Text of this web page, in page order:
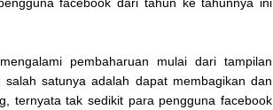
facebook dari tahun ke tahunnya ini
pembaharuan mulai dari tampilan
satunya adalah dapat membagikan dan
ternyata tak sedikit para pengguna facebook